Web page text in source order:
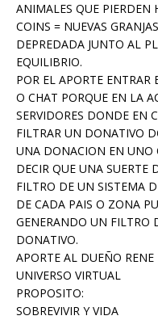
ANIMALES QUE PIERDEN
COINS = NUEVAS
DEPREDADA JUNTO AL
EQUILIBRIO.
POR EL APORTE
O CHAT PORQUE EN LA
SERVIDORES DONDE EN
FILTRAR UN DONATIVO
UNA DONACION EN UNO
DECIR QUE UNA SUERTE
FILTRO DE UN SISTEMA
DE CADA PAIS O ZONA
GENERANDO UN FILTRO
DONATIVO.
APORTE AL DUEÑO
UNIVERSO VIRTUAL
PROPOSITO:
SOBREVIVIR Y VIDA